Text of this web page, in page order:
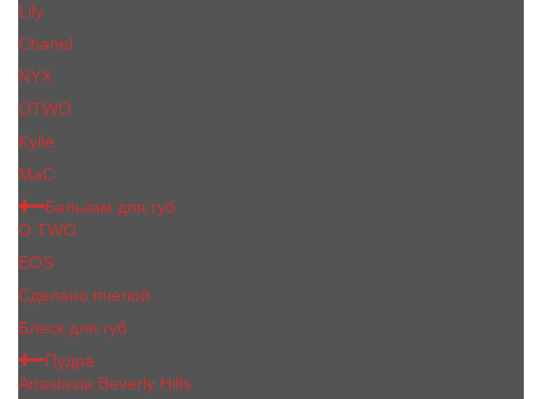
Lily
Chanel
NYX
OTWO
Kylie
МаС
Бальзам для губ
O.TWO
EOS
Сделано пчелой
Блеск для губ
Пудра
Anastasia Beverly Hills